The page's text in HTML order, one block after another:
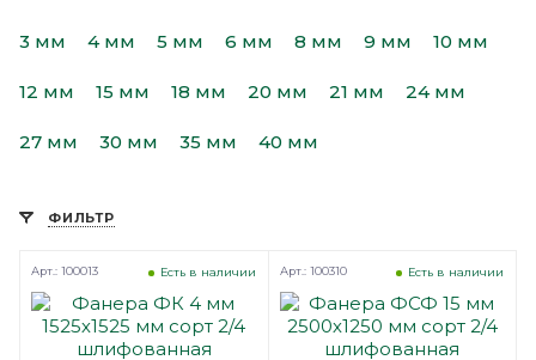
3 мм 4 мм 5 мм 6 мм 8 мм 9 мм 10 мм
12 мм 15 мм 18 мм 20 мм 21 мм 24 мм
27 мм 30 мм 35 мм 40 мм
ФИЛЬТР
Есть в наличии
Арт.: 100013 Есть в наличии
Арт.: 100310